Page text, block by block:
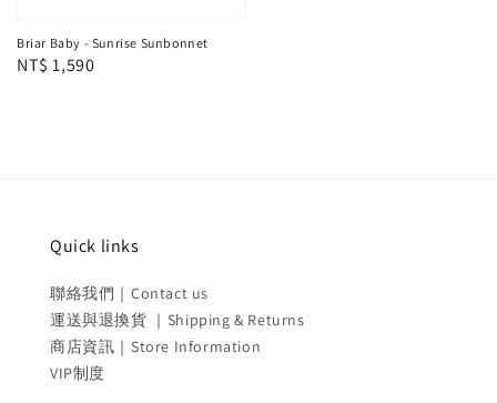
Briar Baby - Sunrise Sunbonnet
Regular
NT$ 1,590
Quick links
聯絡我們｜Contact us
運送與退換貨 ｜Shipping & Returns
商店資訊｜Store Information
VIP制度